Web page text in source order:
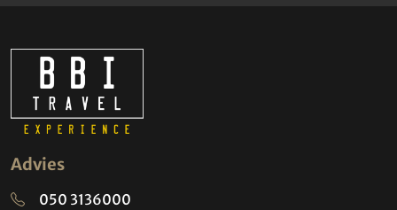
Advies
050 3136000